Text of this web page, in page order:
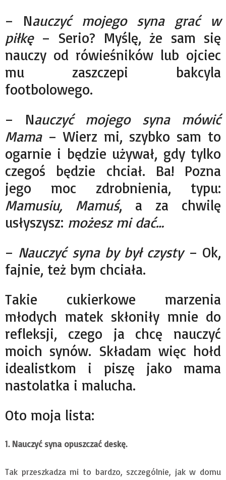
– Nauczyć mojego syna grać w
piłkę– Serio? Myślę, że sam się
nauczy od rówieśników lub ojciec
mu zaszczepi bakcyla
footbolowego.
– Nauczyć mojego syna mówić
Mama– Wierz mi, szybko sam to
ogarnie i będzie używał, gdy tylko
czegoś będzie chciał. Ba! Pozna
jego moc zdrobnienia, typu:
Mamusiu, Mamuś, a za chwilę
usłyszysz: możesz mi dać…
– Nauczyć syna by był czysty – Ok,
fajnie, też bym chciała.
Takie cukierkowe marzenia
młodych matek skłoniły mnie do
refleksji, czego ja chcę nauczyć
moich synów. Składam więc hołd
idealistkom i piszę jako mama
nastolatka i malucha.
Oto moja lista:
1. Nauczyć syna opuszczać deskę.
Tak przeszkadza mi to bardzo, szczególnie, jak w domu